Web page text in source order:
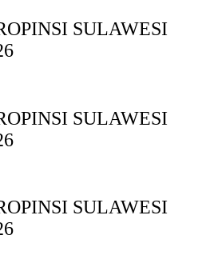
SULAWESI
SULAWESI
SULAWESI